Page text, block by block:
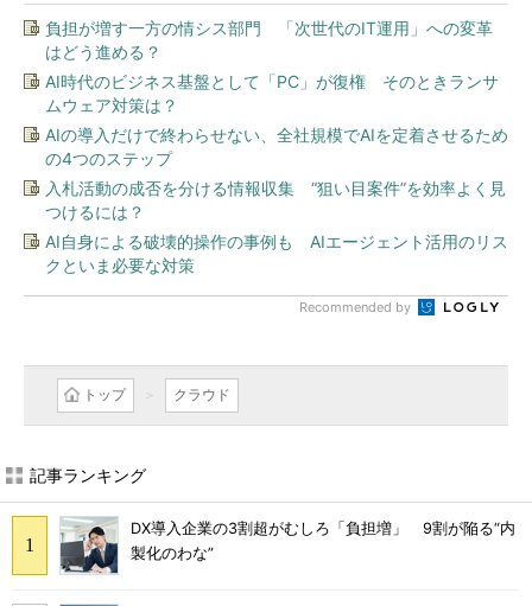
負担が増す一方の情シス部門 「次世代のIT運用」への変革
はどう進める？
AI時代のビジネス基盤として「PC」が復権 そのときランサ
ムウェア対策は？
AIの導入だけで終わらせない、全社規模でAIを定着させるため
の4つのステップ
入札活動の成否を分ける情報収集 “狙い目案件”を効率よく見
つけるには？
AI自身による破壊的操作の事例も AIエージェント活用のリス
クといま必要な対策
Recommended by
トップ クラウド
記事ランキング
DX導入企業の3割超がむしろ「負担増」 9割が陥る“内
製化のわな”